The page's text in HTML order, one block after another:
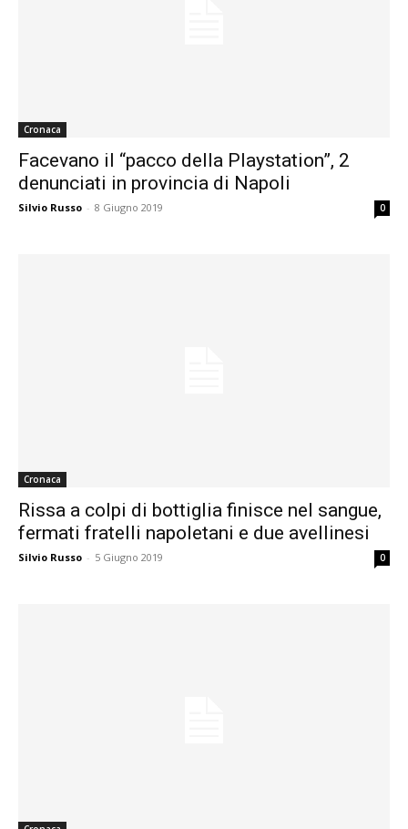
Cronaca
Facevano il “pacco della Playstation”, 2
denunciati in provincia di Napoli
Silvio Russo - 8 Giugno 2019 0
Cronaca
Rissa a colpi di bottiglia finisce nel sangue,
fermati fratelli napoletani e due avellinesi
Silvio Russo - 5 Giugno 2019 0